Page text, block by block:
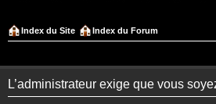
Index du Site Index du Forum
L’administrateur exige que vous